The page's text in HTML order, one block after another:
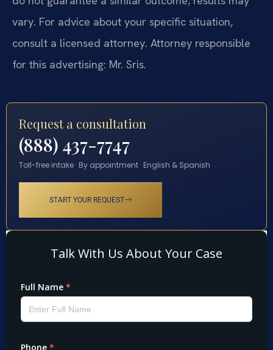
vary. For advice about your specific situation,
consult a licensed attorney. Attorney responsible
for this advertising: Mr. Sris.
Request a consultation
(888) 437-7747
Toll-free intake · By appointment · English & Spanish
START YOUR REQUEST